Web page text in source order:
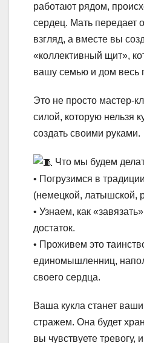
работают рядом,
сердец. Мать передает
взгляд, а вместе вы
«коллективный щит»,
вашу семью и дом весь
Это не просто мастер-
силой, которую нельзя
создать своими руками.
Что мы будем
• Погрузимся в
(немецкой, латышской,
• Узнаем, как
достаток.
• Проживем это
единомышленниц,
своего сердца.
Ваша кукла станет
стражем. Она будет
вы чувствуете тревогу,